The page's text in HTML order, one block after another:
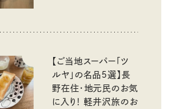
【ご当地スーパー「ツ
ルヤ」の名品5選】長
野在住・地元民のお気
に入り！ 軽井沢旅のお